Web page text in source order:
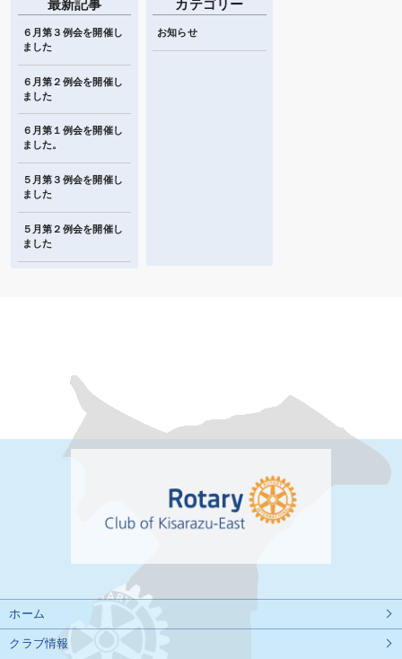
最新記事
６月第３例会を開催し
ました
６月第２例会を開催し
ました
６月第１例会を開催し
ました。
５月第３例会を開催し
ました
５月第２例会を開催し
ました
カテゴリー
お知らせ
ホーム
クラブ情報